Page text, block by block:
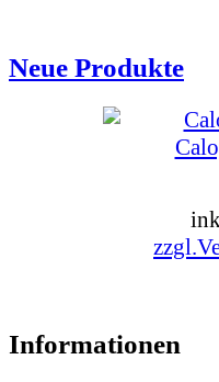
Neue Produkte
Informationen